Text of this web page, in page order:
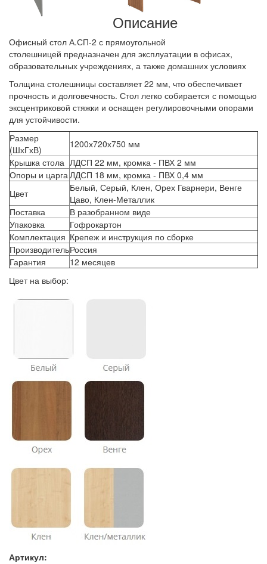
Описание
Офисный стол А.СП-2 с прямоугольной
столешницей предназначен для эксплуатации в офисах,
образовательных учреждениях, а также домашних условиях
Толщина столешницы составляет 22 мм, что обеспечивает
прочность и долговечность. Стол легко собирается с помощью
эксцентриковой стяжки и оснащен регулировочными опорами
для устойчивости.
Размер
(ШхГхВ)
1200х720х750 мм
Крышка стола ЛДСП 22 мм, кромка - ПВХ 2 мм
Опоры и царгаЛДСП 18 мм, кромка - ПВХ 0,4 мм
Цвет
Белый, Серый, Клен, Орех Гварнери, Венге
Цаво, Клен-Металлик
Поставка
В разобранном виде
Упаковка
Гофрокартон
Комплектация Крепеж и инструкция по сборке
ПроизводительРоссия
Гарантия
12 месяцев
Цвет на выбор:
Артикул: